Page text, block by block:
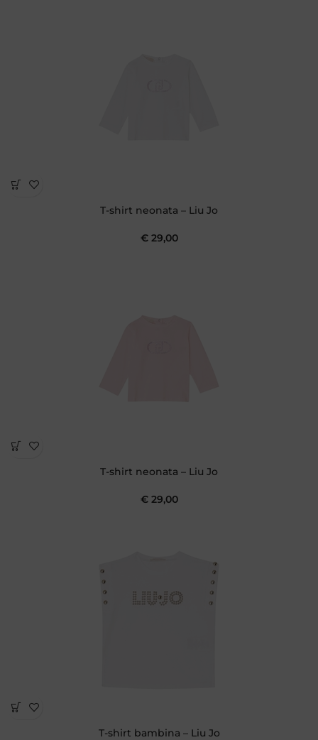
T-shirt neonata – Liu Jo
€29,00
T-shirt neonata – Liu Jo
€29,00
T-shirt bambina – Liu Jo